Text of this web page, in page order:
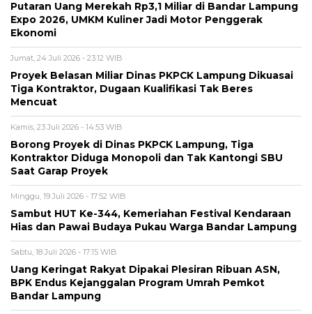
Putaran Uang Merekah Rp3,1 Miliar di Bandar Lampung
Expo 2026, UMKM Kuliner Jadi Motor Penggerak
Ekonomi
Jumat, 24 Juli 2026 - 23:12 WIB
Proyek Belasan Miliar Dinas PKPCK Lampung Dikuasai
Tiga Kontraktor, Dugaan Kualifikasi Tak Beres
Mencuat
Kamis, 23 Juli 2026 - 14:53 WIB
Borong Proyek di Dinas PKPCK Lampung, Tiga
Kontraktor Diduga Monopoli dan Tak Kantongi SBU
Saat Garap Proyek
Minggu, 19 Juli 2026 - 17:52 WIB
Sambut HUT Ke-344, Kemeriahan Festival Kendaraan
Hias dan Pawai Budaya Pukau Warga Bandar Lampung
Sabtu, 18 Juli 2026 - 17:15 WIB
Uang Keringat Rakyat Dipakai Plesiran Ribuan ASN,
BPK Endus Kejanggalan Program Umrah Pemkot
Bandar Lampung